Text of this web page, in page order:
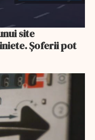
site
Șoferii pot